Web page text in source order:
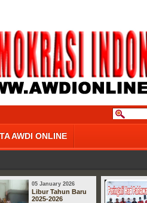
AWDI ONLINE
05 January 2026
Libur Tahun Baru
2025-2026